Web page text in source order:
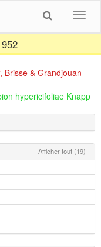
Brisse & Grandjouan
hypericifoliae Knapp
Afficher tout (19)